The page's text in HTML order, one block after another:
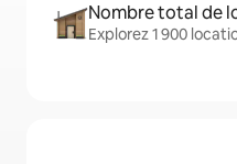
Nombre total de
Explorez 1 900